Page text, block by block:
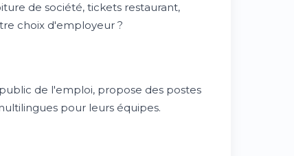
de société, tickets restaurant,
choix d'employeur ?
public de l'emploi, propose des postes
pour leurs équipes.